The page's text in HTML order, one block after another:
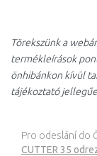
Törekszünk a
termékleírások
önhibánkon kívül
tájékoztató
Pro odeslání do
CUTTER 35